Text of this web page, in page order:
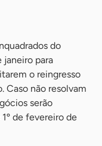
do
janeiro para
o reingresso
Caso não resolvam
serão
de fevereiro de